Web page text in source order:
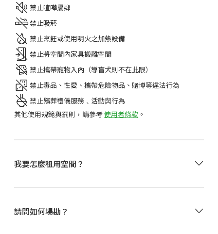
禁止喧嘩擾鄰
禁止吸菸
禁止烹飪或使用明火之加熱設備
禁止將空間內家具搬離空間
禁止攜帶寵物入內（導盲犬則不在此限）
禁止毒品、性愛、攜帶危險物品、賭博等違法行為
禁止殯葬禮儀服務﹑活動與行為
其他使用規範與罰則，請參考使用者條款 。
我要怎麼租用空間？
描現場 QR 碼取得門鎖密碼即可使用。
請問如何場勘？
員，如需場勘請直接透過